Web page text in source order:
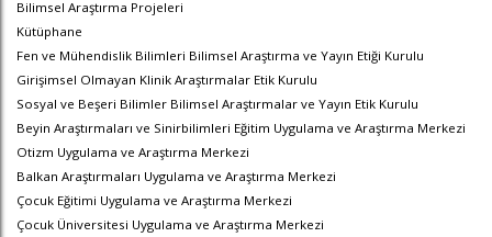
Bilimsel Araştırma Projeleri
Kütüphane
Fen ve Mühendislik Bilimleri Bilimsel Araştırma ve Yayın Etiği Kurulu
Girişimsel Olmayan Klinik Araştırmalar Etik Kurulu
Sosyal ve Beşeri Bilimler Bilimsel Araştırmalar ve Yayın Etik Kurulu
Beyin Araştırmaları ve Sinirbilimleri Eğitim Uygulama ve Araştırma Merkezi
Otizm Uygulama ve Araştırma Merkezi
Balkan Araştırmaları Uygulama ve Araştırma Merkezi
Çocuk Eğitimi Uygulama ve Araştırma Merkezi
Çocuk Üniversitesi Uygulama ve Araştırma Merkezi